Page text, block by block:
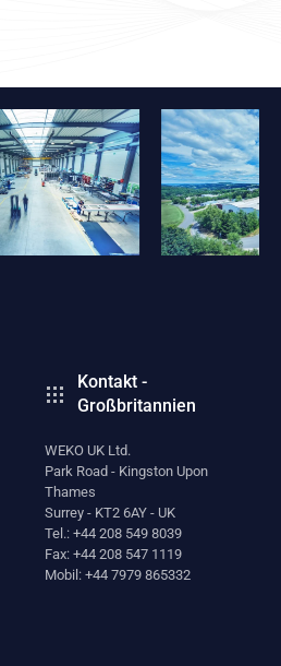
Kontakt -
Großbritannien
WEKO UK Ltd.
Park Road - Kingston Upon
Thames
Surrey - KT2 6AY - UK
Tel.: +44 208 549 8039
Fax: +44 208 547 1119
Mobil: +44 7979 865332